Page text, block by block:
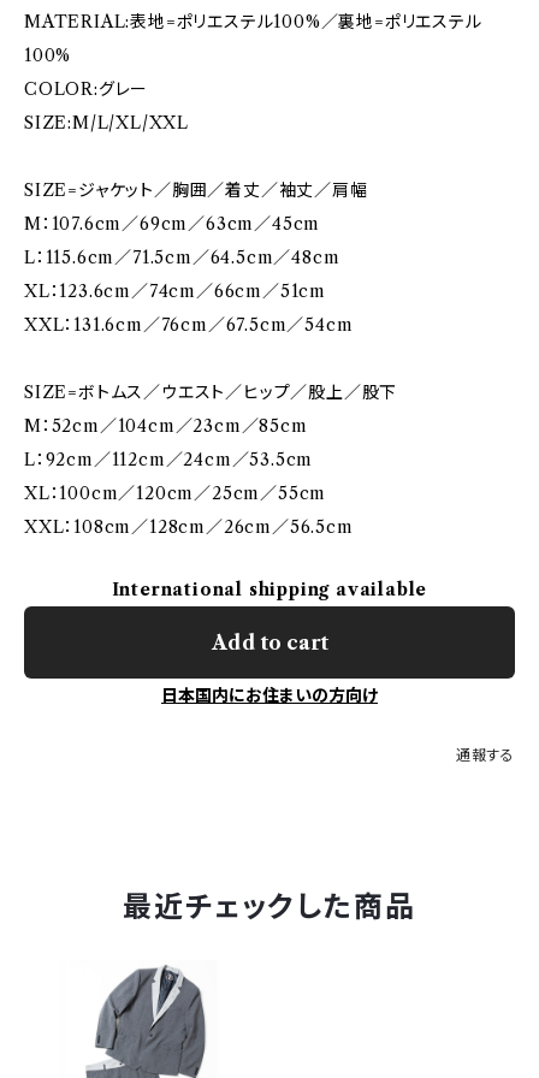
MATERIAL:表地=ポリエステル100%／裏地=ポリエステル
100%
COLOR:グレー
SIZE:M/L/XL/XXL
SIZE=ジャケット／胸囲／着丈／袖丈／肩幅
M：107.6cm／69cm／63cm／45cm
L：115.6cm／71.5cm／64.5cm／48cm
XL：123.6cm／74cm／66cm／51cm
XXL：131.6cm／76cm／67.5cm／54cm
SIZE=ボトムス／ウエスト／ヒップ／股上／股下
M：52cm／104cm／23cm／85cm
L：92cm／112cm／24cm／53.5cm
XL：100cm／120cm／25cm／55cm
XXL：108cm／128cm／26cm／56.5cm
International shipping available
Add to cart
日本国内にお住まいの方向け
通報する
最近チェックした商品